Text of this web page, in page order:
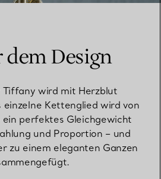
Design
Tiffany wird mit Herzblut
einzelne Kettenglied wird von
perfektes Gleichgewicht
und Proportion – und
zu einem eleganten Ganzen